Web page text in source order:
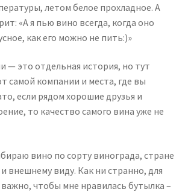
летом белое прохладное. А
«А я пью вино всегда, когда оно
как его можно не пить:)»
— это отдельная история, но тут
самой компании и места, где вы
если рядом хорошие друзья и
то качество самого вина уже не
вино по сорту винограда, стране
внешнему виду. Как ни странно, для
чтобы мне нравилась бутылка –